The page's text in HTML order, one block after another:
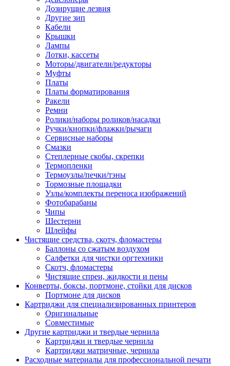
Сжим ответвительный,
Ящик для хранения инструмента и
Анкер болтовой
Болт анкерный
Болт с т-образной головкой
Болт с шестигранной головкой
Винт с кольцом
Гайка длинная
Гайка скользящая
Гайка стопорная
Лента монтажная
Основание монтажное для
стяжек и элементов
Растворитель
Саморез
Саморез по дереву
Скоба такелажная, шакл
Стержень резьбовой
Хомут резьбовой u-образной
(стремянка)
Шайба
Шпилька резьбовая
Дозирущие лезвия
Другие зип
Кабели
Крышки
Лампы
Лотки, кассеты
Моторы/двигатели/редукторы
Муфты
Платы
Платы форматирования
Ракели
Ремни
Ролики/наборы роликов/насадки
Ручки/кнопки/флажки/рычаги
Сервисные наборы
Смазки
Степлерные скобы, скрепки
Термопленки
Термоузлы/печки/тэны
Тормозные площадки
Узлы/комплекты переноса изображений
Фотобарабаны
Чипы
Шестерни
Шлейфы
Чистящие средства, скотч, фломастеры
Баллоны со сжатым воздухом
Салфетки для чистки оргтехники
Скотч, фломастеры
Чистящие спреи, жидкости и пены
Конверты, боксы, портмоне, стойки для дисков
Портмоне для дисков
Картриджи для специализированных принтеров
Оригинальные
Совместимые
Другие картриджи и твердые чернила
Картриджи и твердые чернила
Картриджи матричные, чернила
Расходные материалы для профессиональной печати